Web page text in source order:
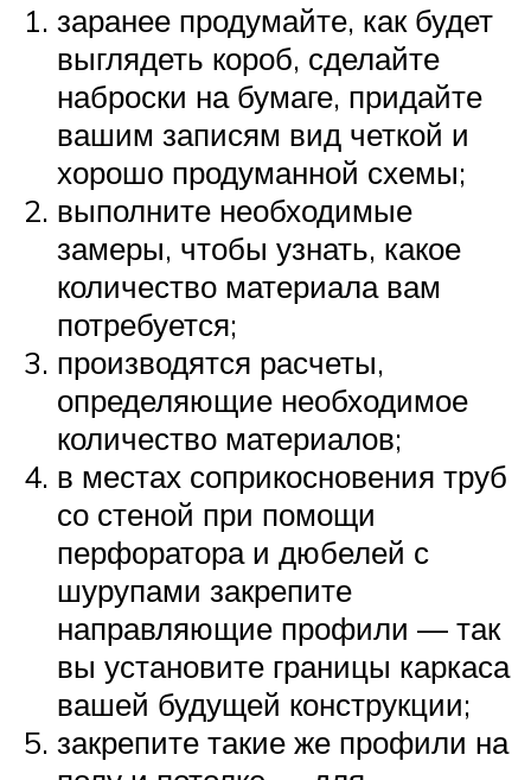
заранее продумайте, как будет
выглядеть короб, сделайте
наброски на бумаге, придайте
вашим записям вид четкой и
хорошо продуманной схемы;
выполните необходимые
замеры, чтобы узнать, какое
количество материала вам
потребуется;
производятся расчеты,
определяющие необходимое
количество материалов;
в местах соприкосновения труб
со стеной при помощи
перфоратора и дюбелей с
шурупами закрепите
направляющие профили — так
вы установите границы каркаса
вашей будущей конструкции;
закрепите такие же профили на